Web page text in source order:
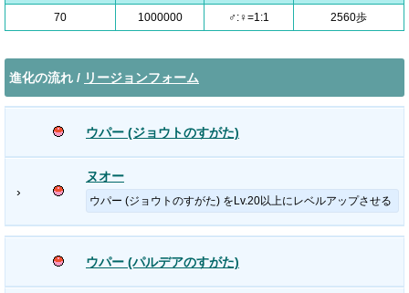
70 1000000 ♂:♀=1:1 2560歩
進化の流れ / リージョンフォーム
ウパー (ジョウトのすがた)
›
ヌオー
ウパー (ジョウトのすがた) をLv.20以上にレベルアップさせる
ウパー (パルデアのすがた)